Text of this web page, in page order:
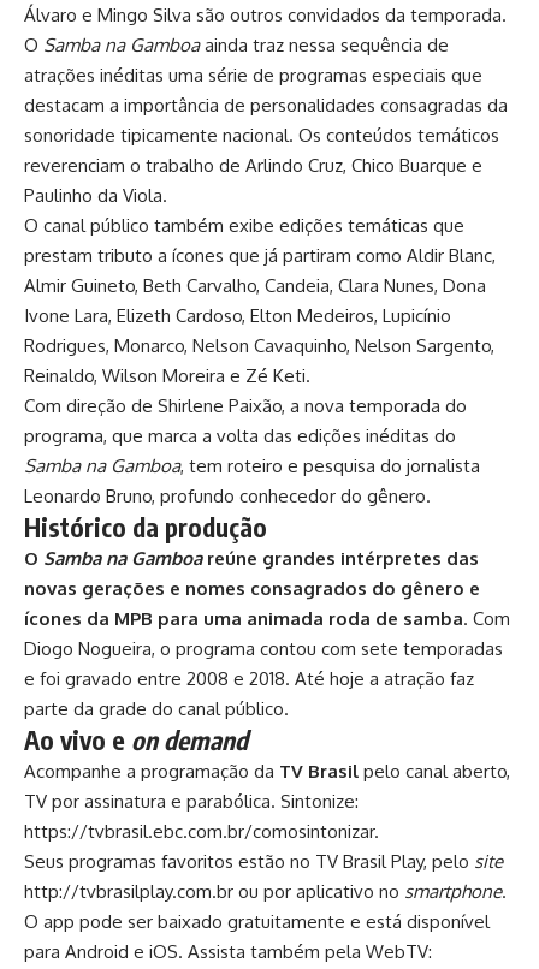
Álvaro e Mingo Silva são outros convidados da temporada.
O Samba na Gamboaainda traz nessa sequência de
atrações inéditas uma série de programas especiais que
destacam a importância de personalidades consagradas da
sonoridade tipicamente nacional. Os conteúdos temáticos
reverenciam o trabalho de Arlindo Cruz, Chico Buarque e
Paulinho da Viola.
O canal público também exibe edições temáticas que
prestam tributo a ícones que já partiram como Aldir Blanc,
Almir Guineto, Beth Carvalho, Candeia, Clara Nunes, Dona
Ivone Lara, Elizeth Cardoso, Elton Medeiros, Lupicínio
Rodrigues, Monarco, Nelson Cavaquinho, Nelson Sargento,
Reinaldo, Wilson Moreira e Zé Keti.
Com direção de Shirlene Paixão, a nova temporada do
programa, que marca a volta das edições inéditas do
Samba na Gamboa, tem roteiro e pesquisa do jornalista
Leonardo Bruno, profundo conhecedor do gênero.
Histórico da produção
O Samba na Gamboareúne grandes intérpretes das
novas gerações e nomes consagrados do gênero e
ícones da MPB para uma animada roda de samba. Com
Diogo Nogueira, o programa contou com sete temporadas
e foi gravado entre 2008 e 2018. Até hoje a atração faz
parte da grade do canal público.
Ao vivo e on demand
Acompanhe a programação da TV Brasil pelo canal aberto,
TV por assinatura e parabólica. Sintonize:
https://tvbrasil.ebc.com.br/comosintonizar.
Seus programas favoritos estão no TV Brasil Play, pelo site
http://tvbrasilplay.com.br ou por aplicativo no smartphone.
O app pode ser baixado gratuitamente e está disponível
para Android e iOS. Assista também pela WebTV: